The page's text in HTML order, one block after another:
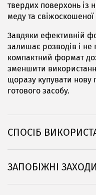
твердих поверхонь із
меду та
Завдяки ефективній
залишає розводів і
компактний формат
зменшити
щоразу купувати нову
готового засобу.
СПОСІБ
ЗАПОБІЖНІ ЗАХОДИ